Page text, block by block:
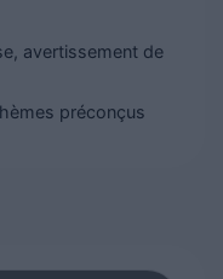
avertissement de
préconçus